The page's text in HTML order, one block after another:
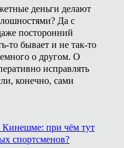
деньги делают
Да с
посторонний
то бывает и не так-то
о другом. О
исправлять
конечно, сами
Кинешме: при чём тут
спортсменов?